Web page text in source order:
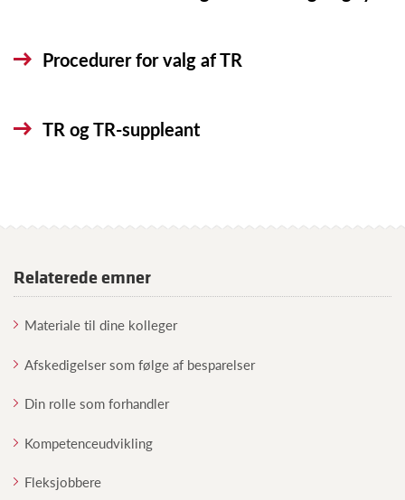
Procedurer for valg af TR
TR og TR-suppleant
Relaterede emner
Materiale til dine kolleger
Afskedigelser som følge af besparelser
Din rolle som forhandler
Kompetenceudvikling
Fleksjobbere